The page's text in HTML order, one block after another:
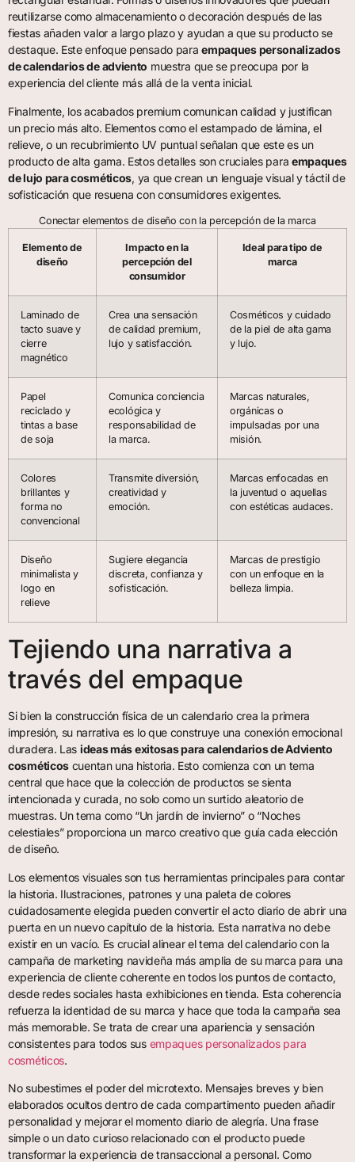
reutilizarse como almacenamiento o decoración después de las
fiestas añaden valor a largo plazo y ayudan a que su producto se
destaque. Este enfoque pensado paraempaques personalizados
de calendarios de adviento muestra que se preocupa por la
experiencia del cliente más allá de la venta inicial.
Finalmente, los acabados premium comunican calidad y justifican
un precio más alto. Elementos como el estampado de lámina, el
relieve, o un recubrimiento UV puntual señalan que este es un
producto de alta gama. Estos detalles son cruciales para empaques
de lujo para cosméticos, ya que crean un lenguaje visual y táctil de
sofisticación que resuena con consumidores exigentes.
Conectar elementos de diseño con la percepción de la marca
Elemento de
diseño
Impacto en la
percepción del
consumidor
Ideal para tipo de
marca
Laminado de
tacto suave y
cierre
magnético
Crea una sensación
de calidad premium,
lujo y satisfacción.
Cosméticos y cuidado
de la piel de alta gama
y lujo.
Papel
reciclado y
tintas a base
de soja
Comunica conciencia
ecológica y
responsabilidad de
la marca.
Marcas naturales,
orgánicas o
impulsadas por una
misión.
Colores
brillantes y
forma no
convencional
Transmite diversión,
creatividad y
emoción.
Marcas enfocadas en
la juventud o aquellas
con estéticas audaces.
Diseño
minimalista y
logo en
relieve
Sugiere elegancia
discreta, confianza y
sofisticación.
Marcas de prestigio
con un enfoque en la
belleza limpia.
Tejiendo una narrativa a
través del empaque
Si bien la construcción física de un calendario crea la primera
impresión, su narrativa es lo que construye una conexión emocional
duradera. Las ideas más exitosas para calendarios de Adviento
cosméticos cuentan una historia. Esto comienza con un tema
central que hace que la colección de productos se sienta
intencionada y curada, no solo como un surtido aleatorio de
muestras. Un tema como “Un jardín de invierno” o “Noches
celestiales” proporciona un marco creativo que guía cada elección
de diseño.
Los elementos visuales son tus herramientas principales para contar
la historia. Ilustraciones, patrones y una paleta de colores
cuidadosamente elegida pueden convertir el acto diario de abrir una
puerta en un nuevo capítulo de la historia. Esta narrativa no debe
existir en un vacío. Es crucial alinear el tema del calendario con la
campaña de marketing navideña más amplia de su marca para una
experiencia de cliente coherente en todos los puntos de contacto,
desde redes sociales hasta exhibiciones en tienda. Esta coherencia
refuerza la identidad de su marca y hace que toda la campaña sea
más memorable. Se trata de crear una apariencia y sensación
consistentes para todos sus empaques personalizados para
cosméticos.
No subestimes el poder del microtexto. Mensajes breves y bien
elaborados ocultos dentro de cada compartimento pueden añadir
personalidad y mejorar el momento diario de alegría. Una frase
simple o un dato curioso relacionado con el producto puede
transformar la experiencia de transaccional a personal. Como